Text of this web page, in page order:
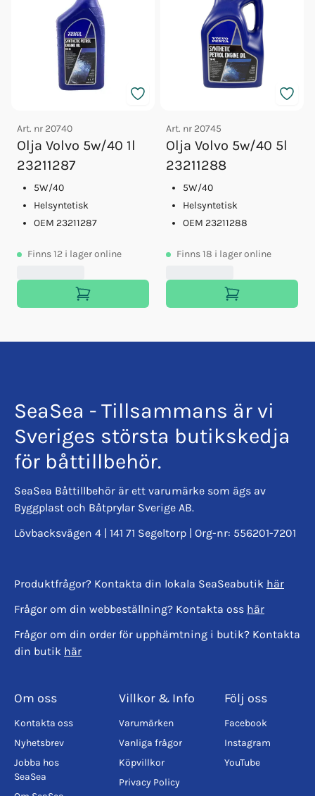
Art. nr 20740
Olja Volvo 5w/40 1l
23211287
5W/40
Helsyntetisk
OEM 23211287
Finns12 i lager online
Art. nr 20745
Olja Volvo 5w/40 5l
23211288
5W/40
Helsyntetisk
OEM 23211288
Finns18 i lager online
SeaSea - Tillsammans är vi
Sveriges största butikskedja
för båttillbehör.
SeaSea Båttillbehör är ett varumärke som ägs av
Byggplast och Båtprylar Sverige AB.
Lövbacksvägen 4 | 141 71 Segeltorp | Org-nr: 556201-7201
Produktfrågor? Kontakta din lokala SeaSeabutik här
Frågor om din webbeställning? Kontakta oss här
Frågor om din order för upphämtning i butik? Kontakta
din butik här
Om oss
Kontakta oss
Nyhetsbrev
Jobba hos
SeaSea
Villkor & Info
Varumärken
Vanliga frågor
Köpvillkor
Privacy Policy
Följ oss
Facebook
Instagram
YouTube